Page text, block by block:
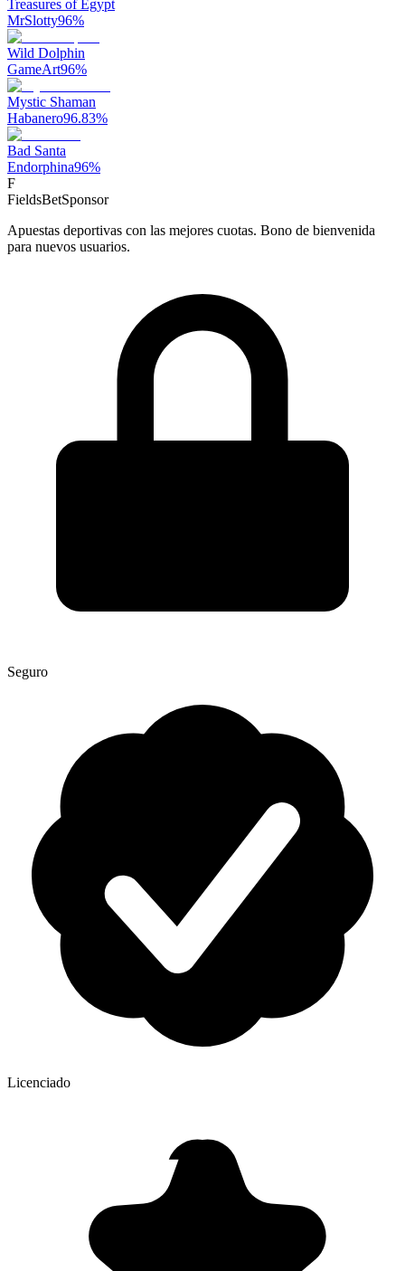
Treasures of Egypt
MrSlotty96%
Wild Dolphin
GameArt96%
Mystic Shaman
Habanero96.83%
Bad Santa
Endorphina96%
F
FieldsBetSponsor
Apuestas deportivas con las mejores cuotas. Bono de bienvenida
para nuevos usuarios.
Seguro
Licenciado